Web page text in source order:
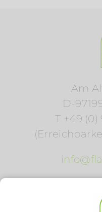
Am
D-
T +49 (0)